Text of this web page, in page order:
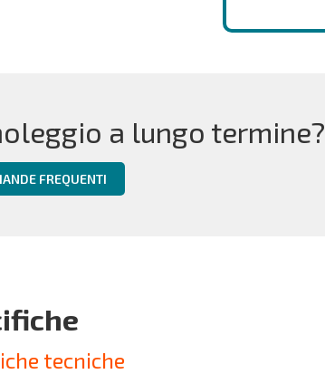
a lungo termine?
FREQUENTI
tecniche